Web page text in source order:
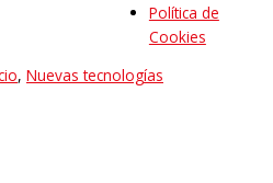
Política de
Cookies
, Nuevas tecnologías